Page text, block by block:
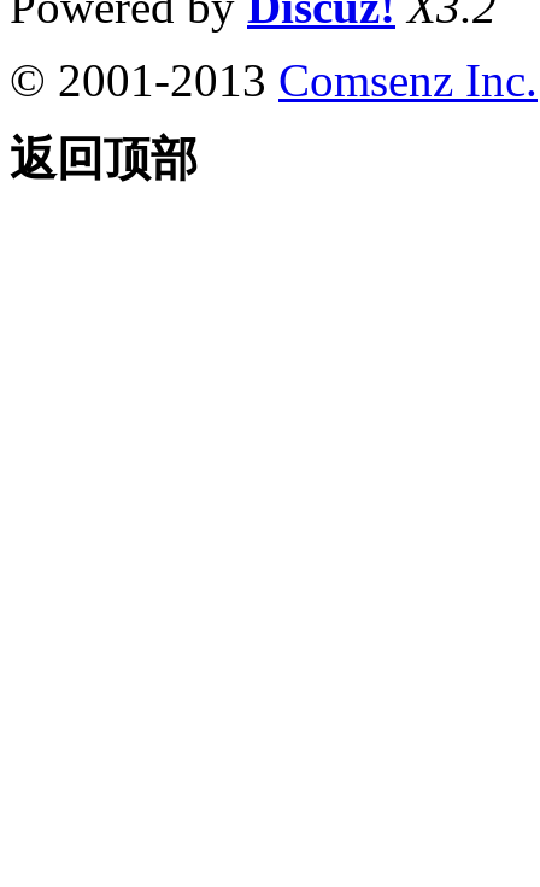
© 2001-2013 Comsenz Inc.
返回顶部